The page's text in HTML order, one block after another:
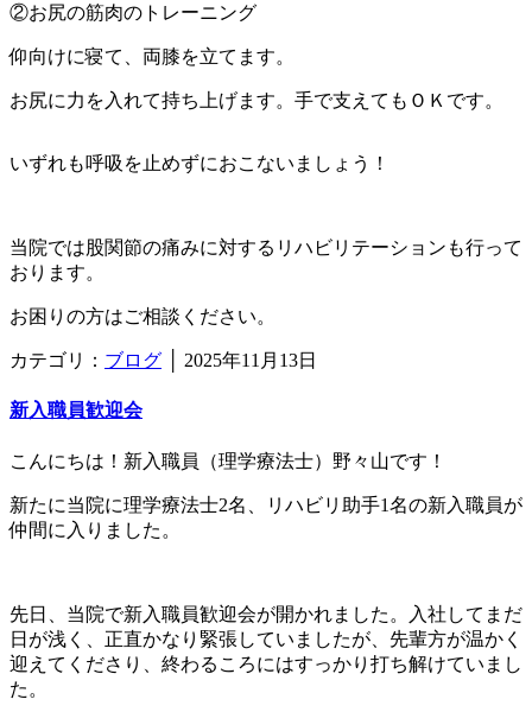
②お尻の筋肉のトレーニング
仰向けに寝て、両膝を立てます。
お尻に力を入れて持ち上げます。手で支えてもＯＫです。
いずれも呼吸を止めずにおこないましょう！
当院では股関節の痛みに対するリハビリテーションも行って
おります。
お困りの方はご相談ください。
カテゴリ： ブログ 2025年11月13日
新入職員歓迎会
こんにちは！新入職員（理学療法士）野々山です！
新たに当院に理学療法士2名、リハビリ助手1名の新入職員が
仲間に入りました。
先日、当院で新入職員歓迎会が開かれました。入社してまだ
日が浅く、正直かなり緊張していましたが、先輩方が温かく
迎えてくださり、終わるころにはすっかり打ち解けていまし
た。